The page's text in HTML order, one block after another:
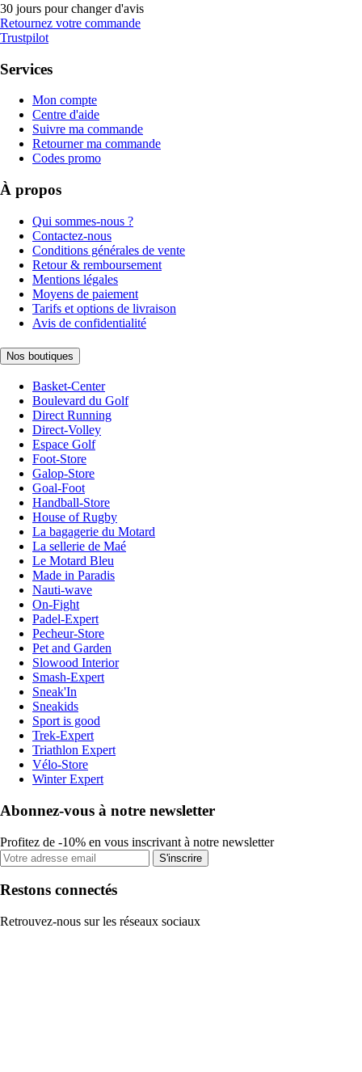
30 jours pour changer d'avis
Retournez votre commande
Trustpilot
Services
Mon compte
Centre d'aide
Suivre ma commande
Retourner ma commande
Codes promo
À propos
Qui sommes-nous ?
Contactez-nous
Conditions générales de vente
Retour & remboursement
Mentions légales
Moyens de paiement
Tarifs et options de livraison
Avis de confidentialité
Nos boutiques
Basket-Center
Boulevard du Golf
Direct Running
Direct-Volley
Espace Golf
Foot-Store
Galop-Store
Goal-Foot
Handball-Store
House of Rugby
La bagagerie du Motard
La sellerie de Maé
Le Motard Bleu
Made in Paradis
Nauti-wave
On-Fight
Padel-Expert
Pecheur-Store
Pet and Garden
Slowood Interior
Smash-Expert
Sneak'In
Sneakids
Sport is good
Trek-Expert
Triathlon Expert
Vélo-Store
Winter Expert
Abonnez-vous à notre newsletter
Profitez de -10% en vous inscrivant à notre newsletter
S'inscrire
Restons connectés
Retrouvez-nous sur les réseaux sociaux